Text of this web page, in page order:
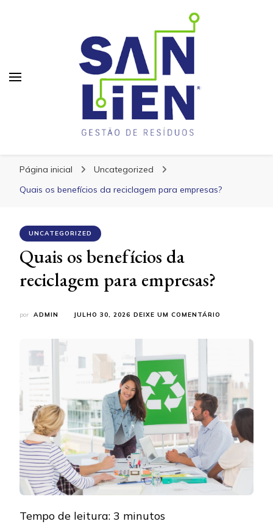
San Lien
Página inicial
Uncategorized
Quais os benefícios da reciclagem para empresas?
UNCATEGORIZED
Quais os benefícios da
reciclagem para empresas?
por ADMIN JULHO 30, 2026 DEIXE UM COMENTÁRIO
PARA
EMPRESAS?
Tempo de leitura: 3 minutos